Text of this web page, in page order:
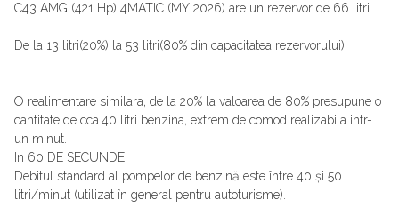
C43 AMG (421 Hp) 4MATIC (MY 2026) are un rezervor de 66 litri.
De la 13 litri(20%) la 53 litri(80% din capacitatea rezervorului).
O realimentare similara, de la 20% la valoarea de 80% presupune o
cantitate de cca.40 litri benzina, extrem de comod realizabila intr-
un minut.
In 60 DE SECUNDE.
Debitul standard al pompelor de benzină este între 40 și 50
litri/minut (utilizat în general pentru autoturisme).